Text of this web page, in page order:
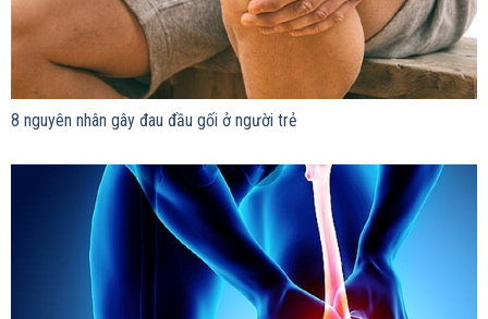
8 nguyên nhân gây đau đầu gối ở người trẻ